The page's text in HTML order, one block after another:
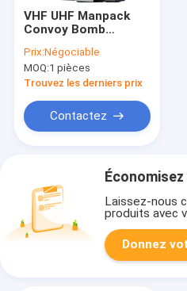
VHF UHF Manpack
Convoy Bomb
DC28V Source de
signal DDS
Prix:Négociable
MOQ:1 pièces
Trouvez les derniers prix
Contactez
Laissez-nous
produits avec
Donnez